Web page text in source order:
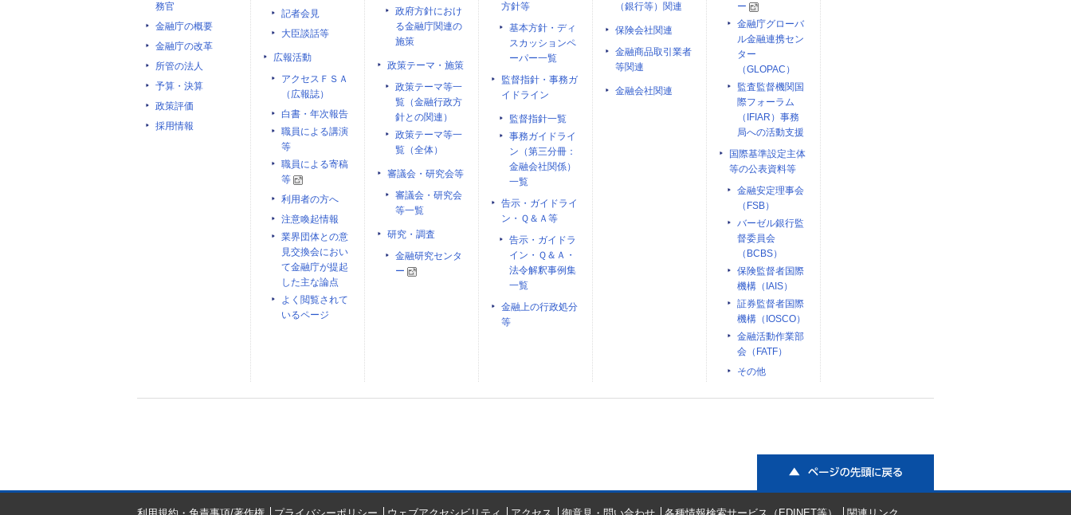
務官
金融庁の概要
金融庁の改革
所管の法人
予算・決算
政策評価
採用情報
記者会見
大臣談話等
広報活動
アクセスＦＳＡ
（広報誌）
白書・年次報告
職員による講演
等
職員による寄稿
等
利用者の方へ
注意喚起情報
業界団体との意
見交換会におい
て金融庁が提起
した主な論点
よく閲覧されて
いるページ
政府方針におけ
る金融庁関連の
施策
政策テーマ・施策
政策テーマ等一
覧（金融行政方
針との関連）
政策テーマ等一
覧（全体）
審議会・研究会等
審議会・研究会
等一覧
研究・調査
金融研究センタ
ー
方針等
基本方針・ディ
スカッションペ
ーパー一覧
監督指針・事務ガ
イドライン
監督指針一覧
事務ガイドライ
ン（第三分冊：
金融会社関係）
一覧
告示・ガイドライ
ン・Ｑ＆Ａ等
告示・ガイドラ
イン・Ｑ＆Ａ・
法令解釈事例集
一覧
金融上の行政処分
等
（銀行等）関連
保険会社関連
金融商品取引業者
等関連
金融会社関連
ー
金融庁グローバ
ル金融連携セン
ター
（GLOPAC）
監査監督機関国
際フォーラム
（IFIAR）事務
局への活動支援
国際基準設定主体
等の公表資料等
金融安定理事会
（FSB）
バーゼル銀行監
督委員会
（BCBS）
保険監督者国際
機構（IAIS）
証券監督者国際
機構（IOSCO）
金融活動作業部
会（FATF）
その他